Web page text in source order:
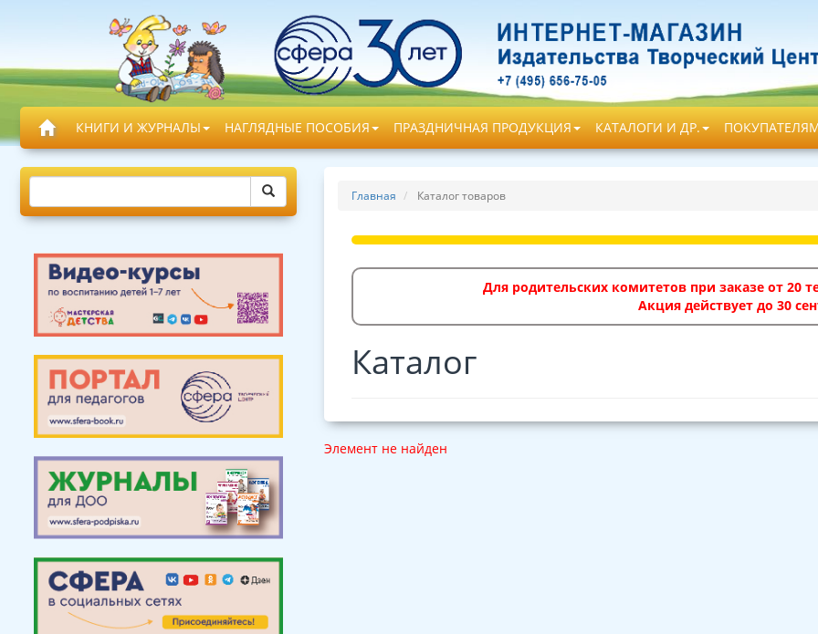
КНИГИ И ЖУРНАЛЫ НАГЛЯДНЫЕ ПОСОБИЯ ПРАЗДНИЧНАЯ ПРОДУКЦИЯ КАТАЛОГИ И ДР.
Главная Каталог товаров
Для родительских комитетов при заказе от 20
Акция действует до 30
Каталог
Элемент не найден